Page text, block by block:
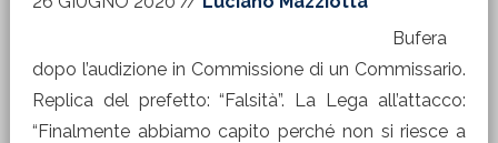
Bufera
dopo l’audizione in Commissione di un Commissario.
Replica del prefetto: “Falsità”. La Lega all’attacco:
“Finalmente abbiamo capito perché non si riesce a